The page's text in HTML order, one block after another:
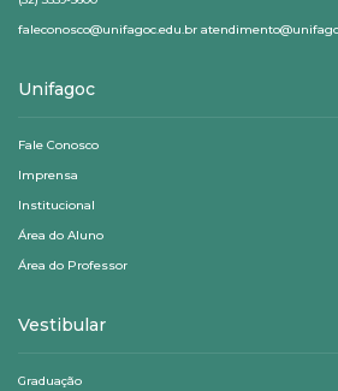
faleconosco@unifagoc.edu.br
Unifagoc
Fale Conosco
Imprensa
Institucional
Área do Aluno
Área do Professor
Vestibular
Graduação